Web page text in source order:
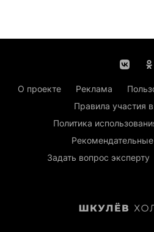
О проекте Реклама
Правила участия
Политика
Рекомендательные
Задать вопрос эксперту